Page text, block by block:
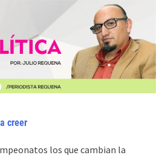
creer
los que cambian la